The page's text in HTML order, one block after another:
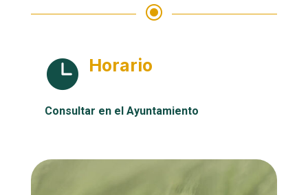
\
 Horario
Consultar en el Ayuntamiento